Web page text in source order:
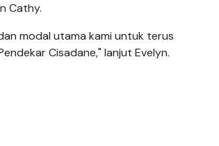
Cathy.
modal utama kami untuk terus
Cisadane," lanjut Evelyn.